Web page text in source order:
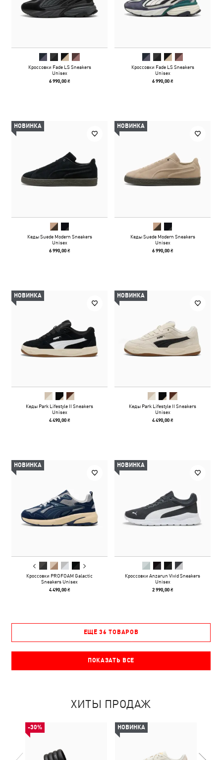
Кроссовки Fade LS Sneakers
Unisex
6 990,00 ₴
Кроссовки Fade LS Sneakers
Unisex
6 990,00 ₴
НОВИНКА
Кеды Suede Modern Sneakers
Unisex
6 990,00 ₴
НОВИНКА
Кеды Suede Modern Sneakers
Unisex
6 990,00 ₴
НОВИНКА
Кеды Park Lifestyle II Sneakers
Unisex
4 490,00 ₴
НОВИНКА
Кеды Park Lifestyle II Sneakers
Unisex
4 490,00 ₴
НОВИНКА
Кроссовки PROFOAM Galactic
Sneakers Unisex
4 490,00 ₴
НОВИНКА
Кроссовки Anzarun Vivid Sneakers
Unisex
2 990,00 ₴
ЕЩЁ 36 ТОВАРОВ
ПОКАЗАТЬ ВСЕ
ХИТЫ ПРОДАЖ
-30% НОВИНКА